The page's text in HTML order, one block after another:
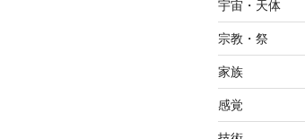
宇宙・天体
宗教・祭
家族
感覚